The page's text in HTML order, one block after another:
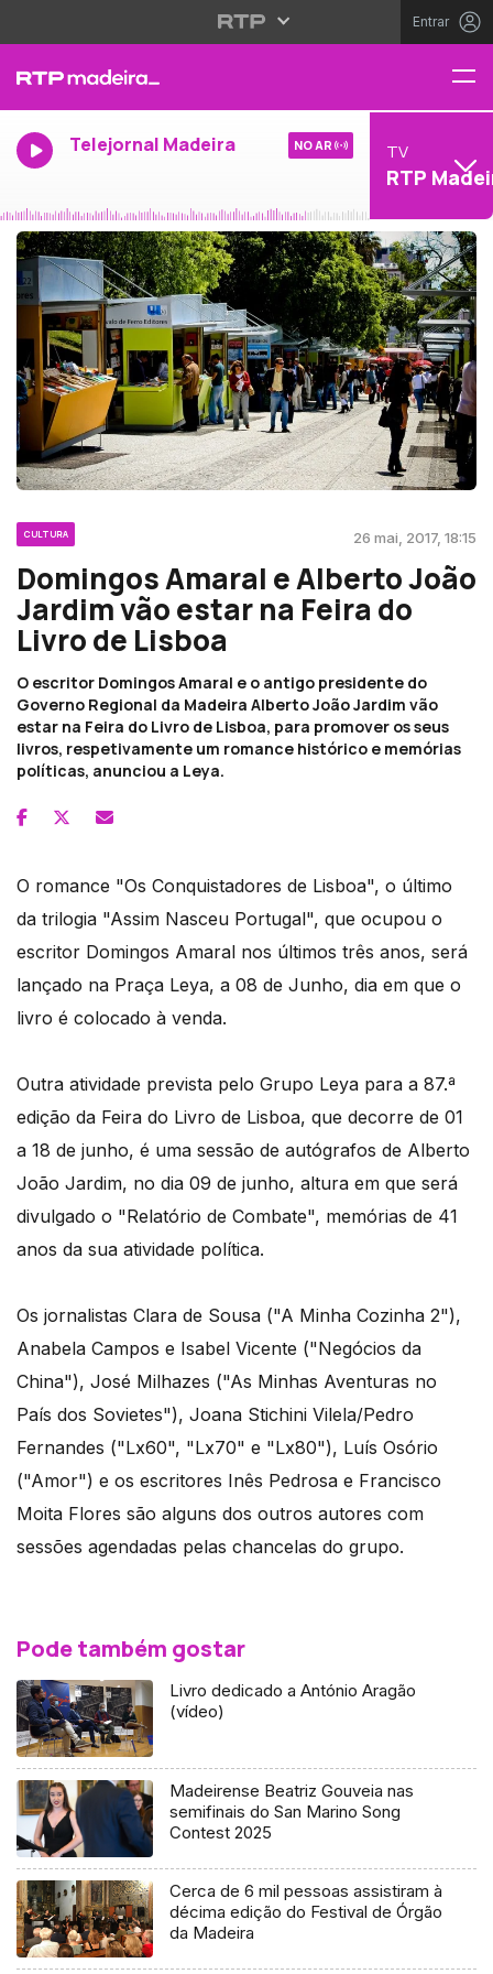
Entrar
Telejornal Madeira NO AR TV
RTP
CULTURA 26 mai, 2017, 18:15
Domingos Amaral e Alberto João
Jardim vão estar na Feira do
Livro de Lisboa
O escritor Domingos Amaral e o antigo presidente do
Governo Regional da Madeira Alberto João Jardim vão
estar na Feira do Livro de Lisboa, para promover os seus
livros, respetivamente um romance histórico e memórias
políticas, anunciou a Leya.
O romance "Os Conquistadores de Lisboa", o último
da trilogia "Assim Nasceu Portugal", que ocupou o
escritor Domingos Amaral nos últimos três anos, será
lançado na Praça Leya, a 08 de Junho, dia em que o
livro é colocado à venda.
Outra atividade prevista pelo Grupo Leya para a 87.ª
edição da Feira do Livro de Lisboa, que decorre de 01
a 18 de junho, é uma sessão de autógrafos de Alberto
João Jardim, no dia 09 de junho, altura em que será
divulgado o "Relatório de Combate", memórias de 41
anos da sua atividade política.
Os jornalistas Clara de Sousa ("A Minha Cozinha 2"),
Anabela Campos e Isabel Vicente ("Negócios da
China"), José Milhazes ("As Minhas Aventuras no
País dos Sovietes"), Joana Stichini Vilela/Pedro
Fernandes ("Lx60", "Lx70" e "Lx80"), Luís Osório
("Amor") e os escritores Inês Pedrosa e Francisco
Moita Flores são alguns dos outros autores com
sessões agendadas pelas chancelas do grupo.
Pode também gostar
Livro dedicado a António Aragão
(vídeo)
Madeirense Beatriz Gouveia nas
semifinais do San Marino Song
Contest 2025
Cerca de 6 mil pessoas assistiram à
décima edição do Festival de Órgão
da Madeira